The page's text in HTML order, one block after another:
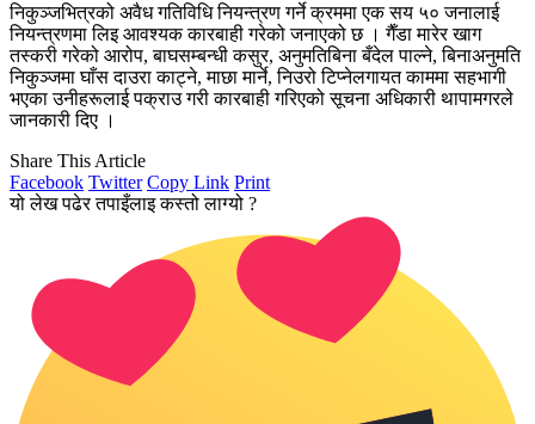
निकुञ्जभित्रको अवैध गतिविधि नियन्त्रण गर्ने क्रममा एक सय ५० जनालाई
नियन्त्रणमा लिइ आवश्यक कारबाही गरेको जनाएको छ । गैँडा मारेर खाग
तस्करी गरेको आरोप, बाघसम्बन्धी कसुर, अनुमतिबिना बँदेल पाल्ने, बिनाअनुमति
निकुञ्जमा घाँस दाउरा काट्ने, माछा मार्ने, निउरो टिप्नेलगायत काममा सहभागी
भएका उनीहरूलाई पक्राउ गरी कारबाही गरिएको सूचना अधिकारी थापामगरले
जानकारी दिए ।
Share This Article
Facebook Twitter Copy Link Print
यो लेख पढेर तपाइँलाइ कस्तो लाग्यो ?